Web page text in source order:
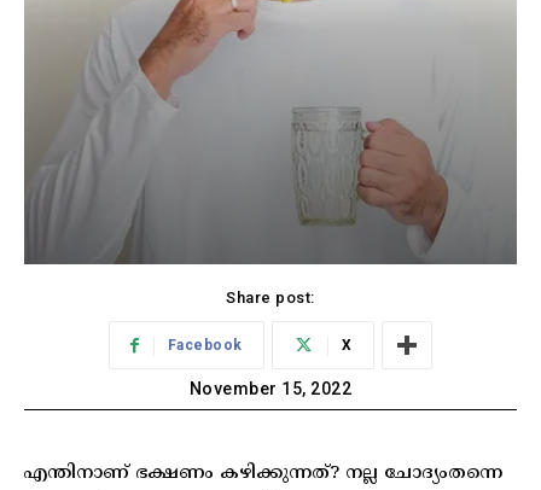
Share post:
Facebook X
November 15, 2022
എന്തിനാണ് ഭക്ഷണം കഴിക്കുന്നത്? നല്ല ചോദ്യംതന്നെ